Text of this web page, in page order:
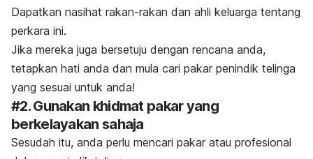
Dapatkan nasihat rakan-rakan dan ahli keluarga tentang
perkara ini.
Jika mereka juga bersetuju dengan rencana anda,
tetapkan hati anda dan mula cari pakar penindik telinga
yang sesuai untuk anda!
#2. Gunakan khidmat pakar yang
berkelayakan sahaja
Sesudah itu, anda perlu mencari pakar atau profesional